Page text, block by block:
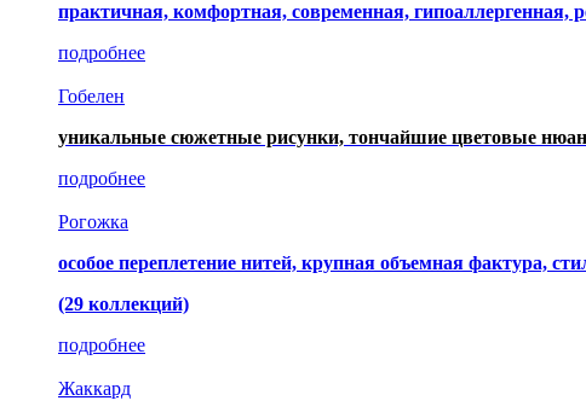
практичная, комфортная, современная,
подробнее
Гобелен
уникальные сюжетные рисунки, тончайшие цветовые
подробнее
Рогожка
особое переплетение нитей, крупная объемная фактура,
(29 коллекций)
подробнее
Жаккард